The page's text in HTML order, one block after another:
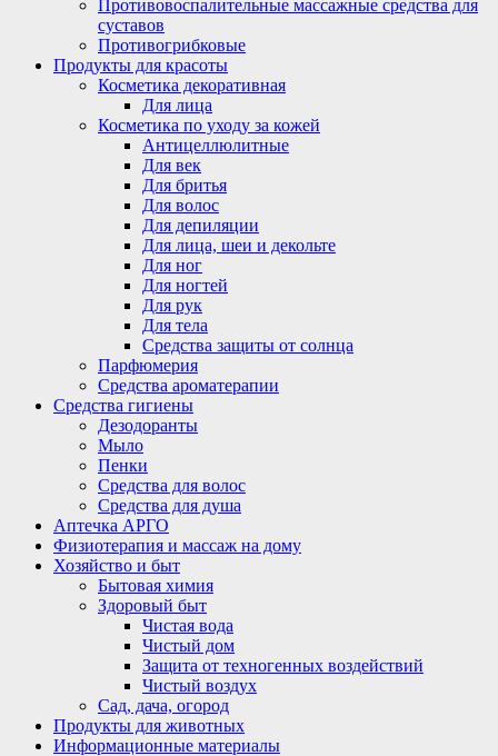
Противовоспалительные массажные средства для
суставов
Противогрибковые
Продукты для красоты
Косметика декоративная
Для лица
Косметика по уходу за кожей
Антицеллюлитные
Для век
Для бритья
Для волос
Для депиляции
Для лица, шеи и декольте
Для ног
Для ногтей
Для рук
Для тела
Средства защиты от солнца
Парфюмерия
Средства ароматерапии
Средства гигиены
Дезодоранты
Мыло
Пенки
Средства для волос
Средства для душа
Аптечка АРГО
Физиотерапия и массаж на дому
Хозяйство и быт
Бытовая химия
Здоровый быт
Чистая вода
Чистый дом
Защита от техногенных воздействий
Чистый воздух
Сад, дача, огород
Продукты для животных
Информационные материалы